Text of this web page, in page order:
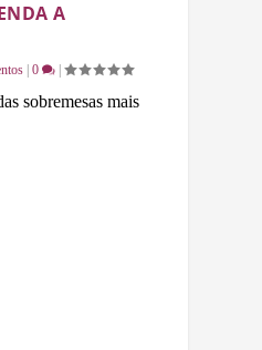
A
0
sobremesas mais